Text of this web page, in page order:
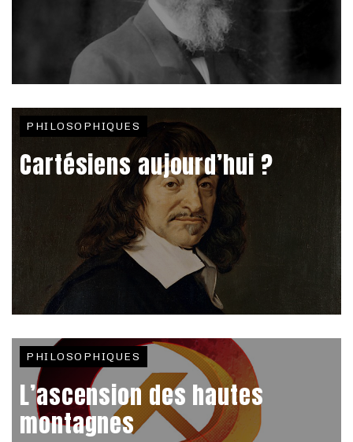
PHILOSOPHIQUES
Cartésiens aujourd’hui ?
PHILOSOPHIQUES
L’ascension des hautes
montagnes